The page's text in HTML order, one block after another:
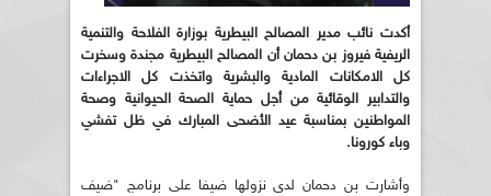
أكدت نائب مدير المصالح البيطرية بوزارة الفلاحة والتنمية
الريفية فيروز بن دحمان أن المصالح البيطرية مجندة وسخرت
كل الامكانات المادية والبشرية واتخذت كل الاجراءات
والتدابير الوقائية من أجل حماية الصحة الحيوانية وصحة
المواطنين بمناسبة عيد الأضحى المبارك في ظل تفشي
وباء كورونا.
وأشارت بن دحمان لدى نزولها ضيفا على برنامج "ضيف